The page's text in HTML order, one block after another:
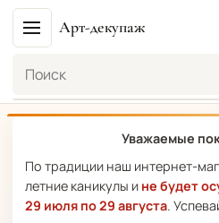
Арт-декупаж
Уважаемые
По традиции наш интернет-
летние каникулы и не будет
29 июля по 29 августа.